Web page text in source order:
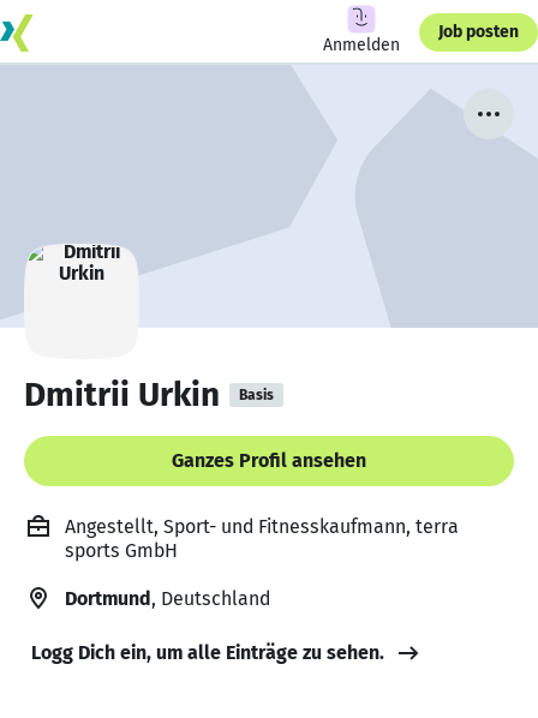
Anmelden
Job posten
Dmitrii Urkin Basis
Ganzes Profil ansehen
Angestellt, Sport- und Fitnesskaufmann, terra
sports GmbH
Dortmund, Deutschland
Logg Dich ein, um alle Einträge zu sehen.